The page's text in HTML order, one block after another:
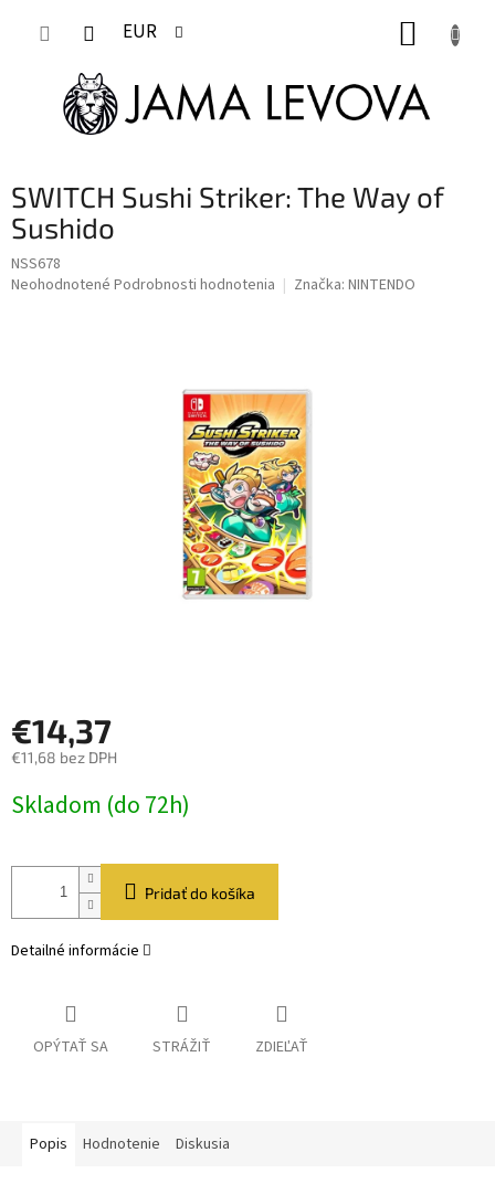
EUR
SWITCH Sushi Striker: The Way of
Sushido
NSS678
Priemerné
Neohodnotené Podrobnosti hodnotenia Značka: NINTENDO
€14,37
€11,68 bez DPH
cena:
Skladom (do 72h)
Pridať do košíka
Detailné informácie
OPÝTAŤ SA STRÁŽIŤ ZDIEĽAŤ
Popis Hodnotenie Diskusia